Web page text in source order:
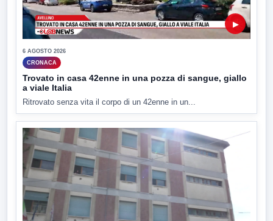
▶
6 AGOSTO 2026
CRONACA
Trovato in casa 42enne in una pozza di sangue, giallo
a viale Italia
Ritrovato senza vita il corpo di un 42enne in un...